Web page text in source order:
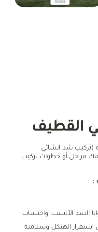
القطيف
(تركيب شد انشائي
مراحل أو خطوات تركيب
:
الشد الأنسب، واحتساب
استقرار الهيكل وسلامته.